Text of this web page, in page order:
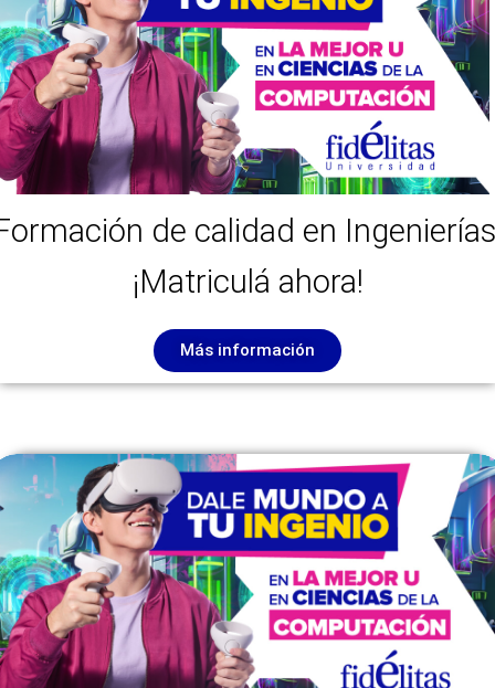
de calidad en
¡Matriculá ahora!
Más información